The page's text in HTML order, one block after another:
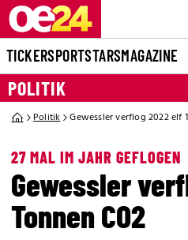
TICKERSPORTSTARSMAGAZINE
POLITIK
Politik Gewessler verflog 2022 elf
27 MAL IM JAHR GEFLOGEN
Gewessler
Tonnen CO2